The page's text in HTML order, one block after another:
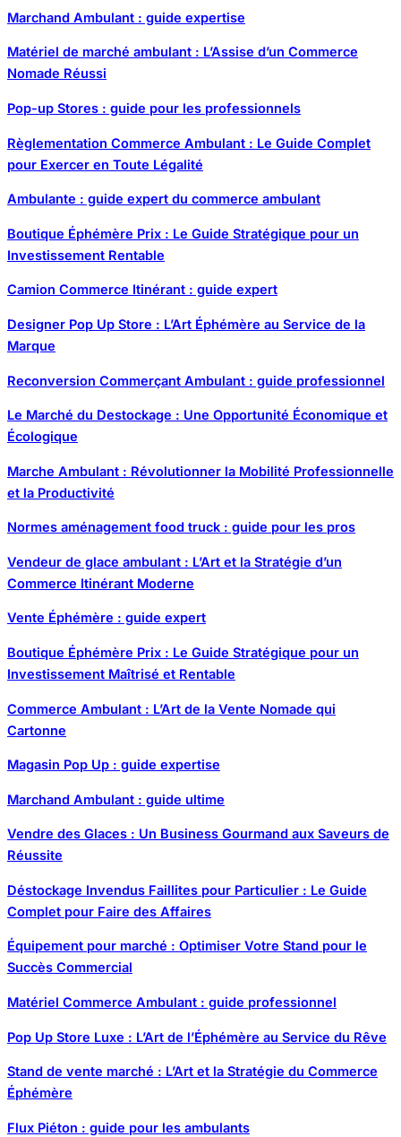
Marchand Ambulant : guide expertise
Matériel de marché ambulant : L’Assise d’un Commerce
Nomade Réussi
Pop-up Stores : guide pour les professionnels
Règlementation Commerce Ambulant : Le Guide Complet
pour Exercer en Toute Légalité
Ambulante : guide expert du commerce ambulant
Boutique Éphémère Prix : Le Guide Stratégique pour un
Investissement Rentable
Camion Commerce Itinérant : guide expert
Designer Pop Up Store : L’Art Éphémère au Service de la
Marque
Reconversion Commerçant Ambulant : guide professionnel
Le Marché du Destockage : Une Opportunité Économique et
Écologique
Marche Ambulant : Révolutionner la Mobilité Professionnelle
et la Productivité
Normes aménagement food truck : guide pour les pros
Vendeur de glace ambulant : L’Art et la Stratégie d’un
Commerce Itinérant Moderne
Vente Éphémère : guide expert
Boutique Éphémère Prix : Le Guide Stratégique pour un
Investissement Maîtrisé et Rentable
Commerce Ambulant : L’Art de la Vente Nomade qui
Cartonne
Magasin Pop Up : guide expertise
Marchand Ambulant : guide ultime
Vendre des Glaces : Un Business Gourmand aux Saveurs de
Réussite
Déstockage Invendus Faillites pour Particulier : Le Guide
Complet pour Faire des Affaires
Équipement pour marché : Optimiser Votre Stand pour le
Succès Commercial
Matériel Commerce Ambulant : guide professionnel
Pop Up Store Luxe : L’Art de l’Éphémère au Service du Rêve
Stand de vente marché : L’Art et la Stratégie du Commerce
Éphémère
Flux Piéton : guide pour les ambulants